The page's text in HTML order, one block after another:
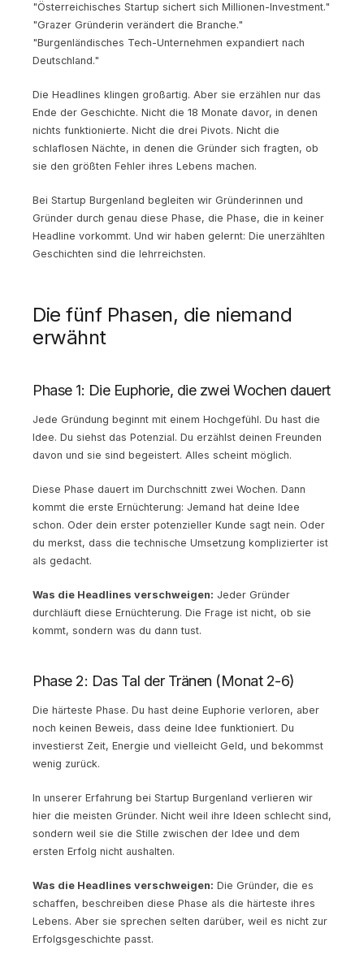
"Österreichisches Startup sichert sich Millionen-Investment."
"Grazer Gründerin verändert die Branche."
"Burgenländisches Tech-Unternehmen expandiert nach
Deutschland."
Die Headlines klingen großartig. Aber sie erzählen nur das
Ende der Geschichte. Nicht die 18 Monate davor, in denen
nichts funktionierte. Nicht die drei Pivots. Nicht die
schlaflosen Nächte, in denen die Gründer sich fragten, ob
sie den größten Fehler ihres Lebens machen.
Bei Startup Burgenland begleiten wir Gründerinnen und
Gründer durch genau diese Phase, die Phase, die in keiner
Headline vorkommt. Und wir haben gelernt: Die unerzählten
Geschichten sind die lehrreichsten.
Die fünf Phasen, die niemand
erwähnt
Phase 1: Die Euphorie, die zwei Wochen dauert
Jede Gründung beginnt mit einem Hochgefühl. Du hast die
Idee. Du siehst das Potenzial. Du erzählst deinen Freunden
davon und sie sind begeistert. Alles scheint möglich.
Diese Phase dauert im Durchschnitt zwei Wochen. Dann
kommt die erste Ernüchterung: Jemand hat deine Idee
schon. Oder dein erster potenzieller Kunde sagt nein. Oder
du merkst, dass die technische Umsetzung komplizierter ist
als gedacht.
Was die Headlines verschweigen: Jeder Gründer
durchläuft diese Ernüchterung. Die Frage ist nicht, ob sie
kommt, sondern was du dann tust.
Phase 2: Das Tal der Tränen (Monat 2-6)
Die härteste Phase. Du hast deine Euphorie verloren, aber
noch keinen Beweis, dass deine Idee funktioniert. Du
investierst Zeit, Energie und vielleicht Geld, und bekommst
wenig zurück.
In unserer Erfahrung bei Startup Burgenland verlieren wir
hier die meisten Gründer. Nicht weil ihre Ideen schlecht sind,
sondern weil sie die Stille zwischen der Idee und dem
ersten Erfolg nicht aushalten.
Was die Headlines verschweigen: Die Gründer, die es
schaffen, beschreiben diese Phase als die härteste ihres
Lebens. Aber sie sprechen selten darüber, weil es nicht zur
Erfolgsgeschichte passt.